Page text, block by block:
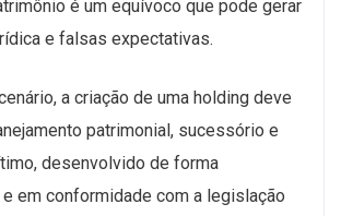
é um equívoco que pode gerar
e falsas expectativas.
a criação de uma holding deve
patrimonial, sucessório e
desenvolvido de forma
em conformidade com a legislação